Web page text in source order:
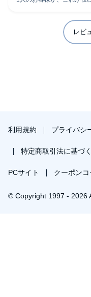
レビ
利用規約 プライバシ
特定商取引法に基づ
PCサイト クーポン
© Copyright 1997 - 2026